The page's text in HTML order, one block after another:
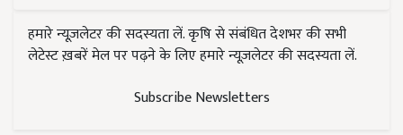
हमारे न्यूज़लेटर की सदस्यता लें. कृषि से संबंधित देशभर की सभी
लेटेस्ट ख़बरें मेल पर पढ़ने के लिए हमारे न्यूज़लेटर की सदस्यता लें.
Subscribe Newsletters